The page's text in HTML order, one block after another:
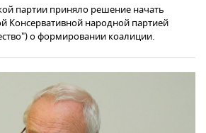
партии приняло решение начать
Консервативной народной партией
о формировании коалиции.